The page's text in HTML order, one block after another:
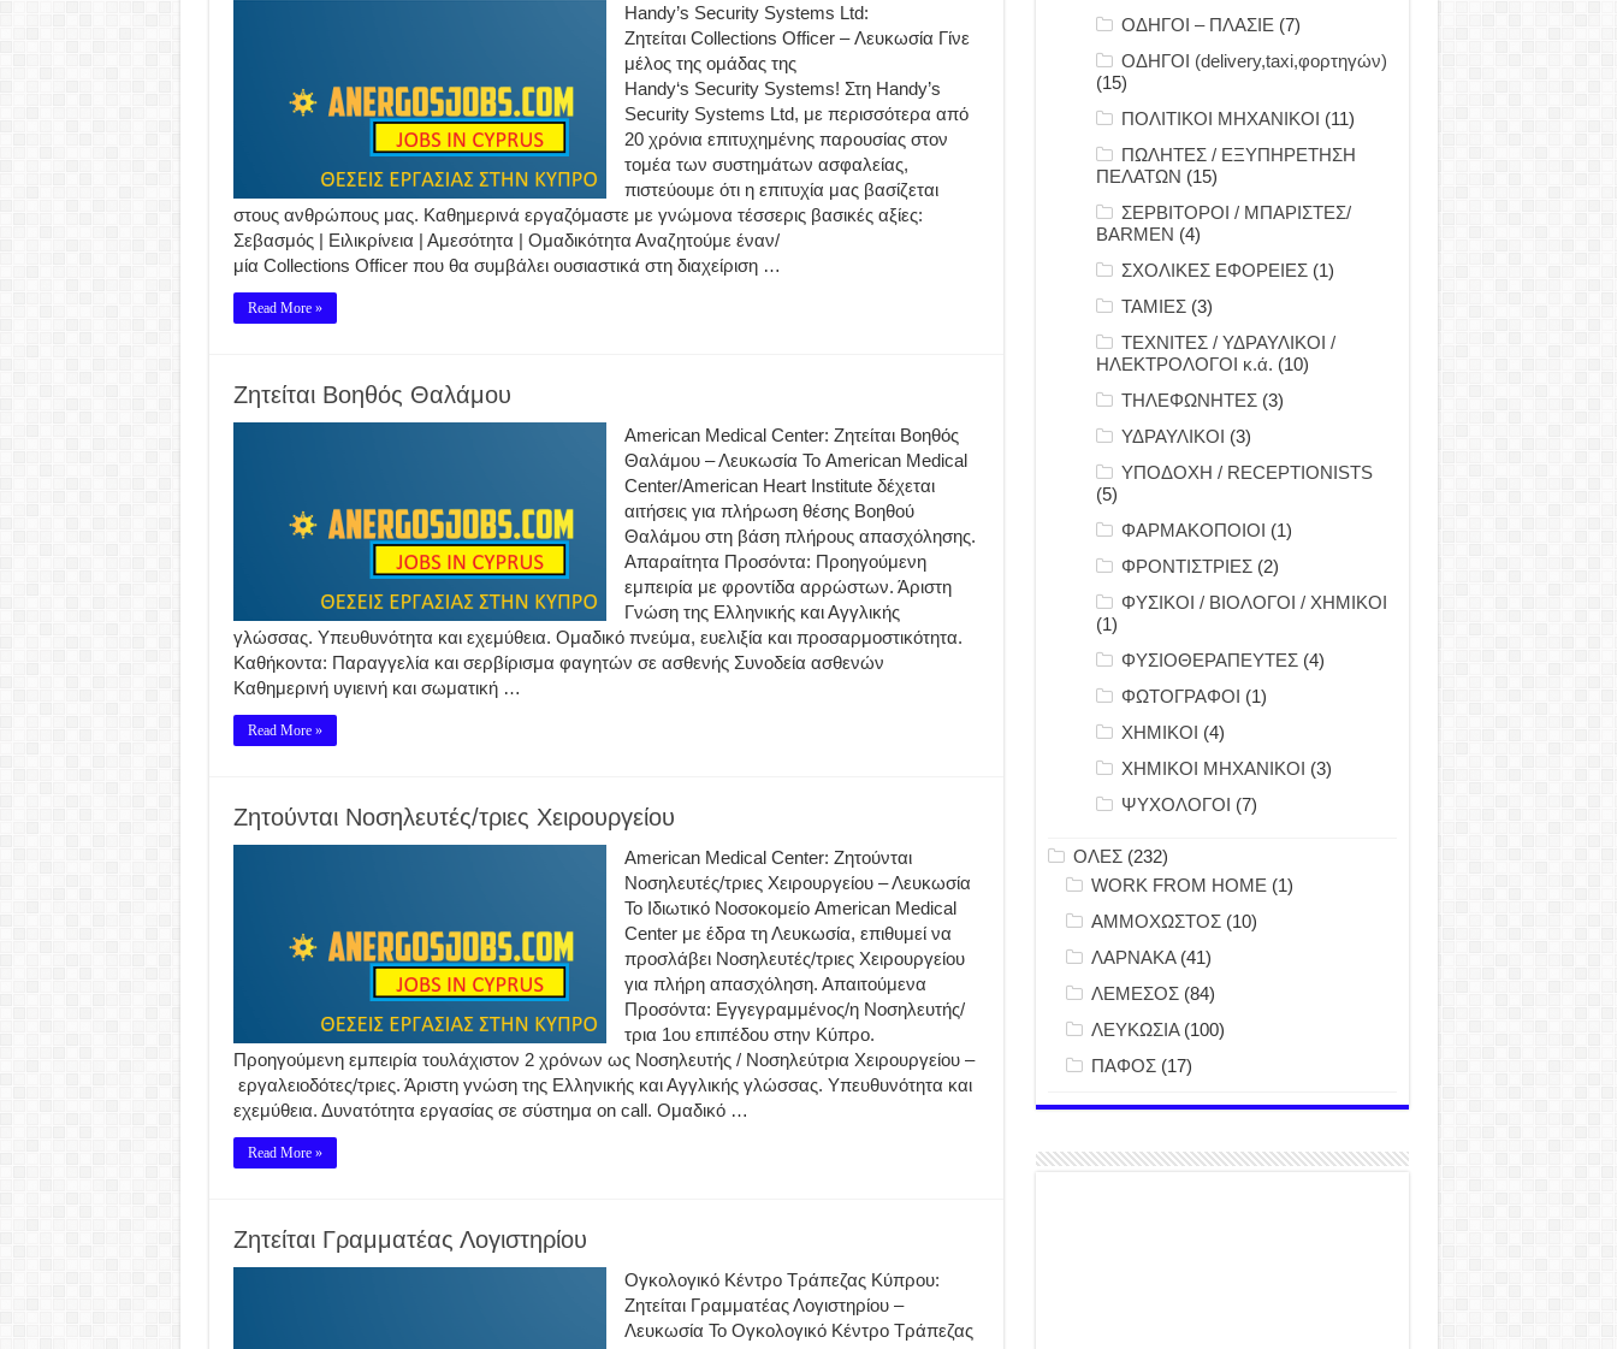
Handy’s Security Systems Ltd:
Ζητείται Collections Officer – Λευκωσία Γίνε
μέλος της ομάδας της
Handy‘s Security Systems! Στη Handy’s
Security Systems Ltd, με περισσότερα από
20 χρόνια επιτυχημένης παρουσίας στον
τομέα των συστημάτων ασφαλείας,
πιστεύουμε ότι η επιτυχία μας βασίζεται
στους ανθρώπους μας. Καθημερινά εργαζόμαστε με γνώμονα τέσσερις βασικές αξίες:
Σεβασμός | Ειλικρίνεια | Αμεσότητα | Ομαδικότητα Αναζητούμε έναν/
μία Collections Officer που θα συμβάλει ουσιαστικά στη διαχείριση …
Read More »
Ζητείται Βοηθός Θαλάμου
American Medical Center: Ζητείται Βοηθός
Θαλάμου – Λευκωσία Το American Medical
Center/American Heart Institute δέχεται
αιτήσεις για πλήρωση θέσης Βοηθού
Θαλάμου στη βάση πλήρους απασχόλησης.
Απαραίτητα Προσόντα: Προηγούμενη
εμπειρία με φροντίδα αρρώστων. Άριστη
Γνώση της Ελληνικής και Αγγλικής
γλώσσας. Υπευθυνότητα και εχεμύθεια. Ομαδικό πνεύμα, ευελιξία και προσαρμοστικότητα.
Καθήκοντα: Παραγγελία και σερβίρισμα φαγητών σε ασθενής Συνοδεία ασθενών
Καθημερινή υγιεινή και σωματική …
Read More »
Ζητούνται Νοσηλευτές/τριες Χειρουργείου
American Medical Center: Ζητούνται
Νοσηλευτές/τριες Χειρουργείου – Λευκωσία
Το Ιδιωτικό Νοσοκομείο American Medical
Center με έδρα τη Λευκωσία, επιθυμεί να
προσλάβει Νοσηλευτές/τριες Χειρουργείου
για πλήρη απασχόληση. Απαιτούμενα
Προσόντα: Εγγεγραμμένος/η Νοσηλευτής/
τρια 1ου επιπέδου στην Κύπρο.
Προηγούμενη εμπειρία τουλάχιστον 2 χρόνων ως Νοσηλευτής / Νοσηλεύτρια Χειρουργείου –
εργαλειοδότες/τριες. Άριστη γνώση της Ελληνικής και Αγγλικής γλώσσας. Υπευθυνότητα και
εχεμύθεια. Δυνατότητα εργασίας σε σύστημα on call. Ομαδικό …
Read More »
Ζητείται Γραμματέας Λογιστηρίου
Ογκολογικό Κέντρο Τράπεζας Κύπρου:
Ζητείται Γραμματέας Λογιστηρίου –
Λευκωσία Το Ογκολογικό Κέντρο Τράπεζας
ΟΔΗΓΟΙ – ΠΛΑΣΙΕ (7)
ΟΔΗΓΟΙ (delivery,taxi,φορτηγών)
(15)
ΠΟΛΙΤΙΚΟΙ ΜΗΧΑΝΙΚΟΙ (11)
ΠΩΛΗΤΕΣ / ΕΞΥΠΗΡΕΤΗΣΗ
ΠΕΛΑΤΩΝ (15)
ΣΕΡΒΙΤΟΡΟΙ / ΜΠΑΡΙΣΤΕΣ/
BARMEN (4)
ΣΧΟΛΙΚΕΣ ΕΦΟΡΕΙΕΣ (1)
ΤΑΜΙΕΣ (3)
ΤΕΧΝΙΤΕΣ / ΥΔΡΑΥΛΙΚΟΙ /
ΗΛΕΚΤΡΟΛΟΓΟΙ κ.ά. (10)
ΤΗΛΕΦΩΝΗΤΕΣ (3)
ΥΔΡΑΥΛΙΚΟΙ (3)
ΥΠΟΔΟΧΗ / RECEPTIONISTS
(5)
ΦΑΡΜΑΚΟΠΟΙΟΙ (1)
ΦΡΟΝΤΙΣΤΡΙΕΣ (2)
ΦΥΣΙΚΟΙ / ΒΙΟΛΟΓΟΙ / ΧΗΜΙΚΟΙ
(1)
ΦΥΣΙΟΘΕΡΑΠΕΥΤΕΣ (4)
ΦΩΤΟΓΡΑΦΟΙ (1)
ΧΗΜΙΚΟΙ (4)
ΧΗΜΙΚΟΙ ΜΗΧΑΝΙΚΟΙ (3)
ΨΥΧΟΛΟΓΟΙ (7)
ΟΛΕΣ (232)
WORK FROM HOME (1)
ΑΜΜΟΧΩΣΤΟΣ (10)
ΛΑΡΝΑΚΑ(41)
ΛΕΜΕΣΟΣ (84)
ΛΕΥΚΩΣΙΑ(100)
ΠΑΦΟΣ (17)